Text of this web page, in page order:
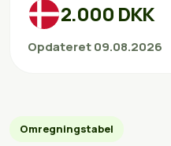
2.000 DKK
Opdateret 09.08.2026
Omregningstabel